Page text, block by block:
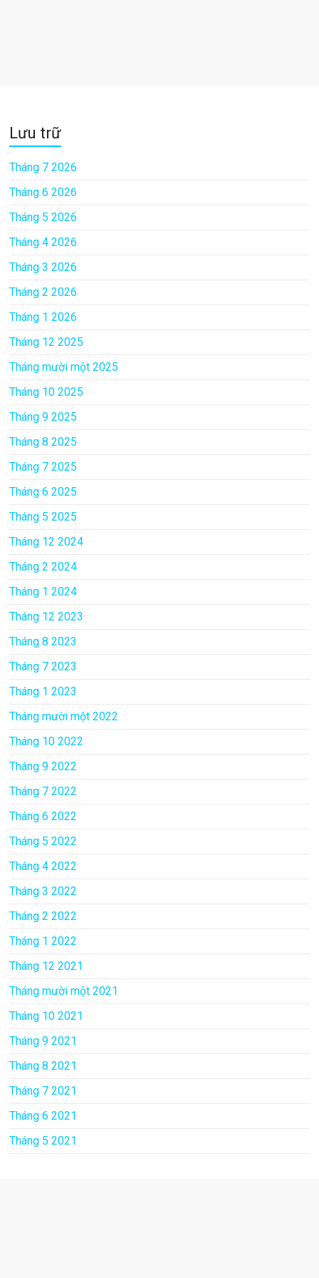
Lưu trữ
Tháng 7 2026
Tháng 6 2026
Tháng 5 2026
Tháng 4 2026
Tháng 3 2026
Tháng 2 2026
Tháng 1 2026
Tháng 12 2025
Tháng mười một 2025
Tháng 10 2025
Tháng 9 2025
Tháng 8 2025
Tháng 7 2025
Tháng 6 2025
Tháng 5 2025
Tháng 12 2024
Tháng 2 2024
Tháng 1 2024
Tháng 12 2023
Tháng 8 2023
Tháng 7 2023
Tháng 1 2023
Tháng mười một 2022
Tháng 10 2022
Tháng 9 2022
Tháng 7 2022
Tháng 6 2022
Tháng 5 2022
Tháng 4 2022
Tháng 3 2022
Tháng 2 2022
Tháng 1 2022
Tháng 12 2021
Tháng mười một 2021
Tháng 10 2021
Tháng 9 2021
Tháng 8 2021
Tháng 7 2021
Tháng 6 2021
Tháng 5 2021